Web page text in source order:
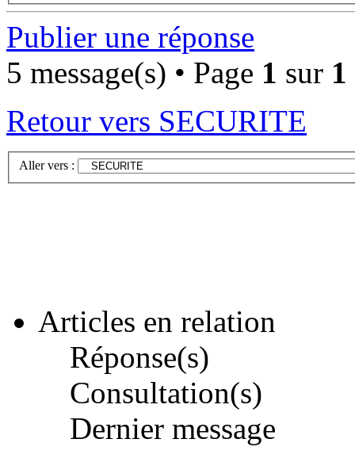
Publier une réponse
5 message(s) • Page 1 sur 1
Retour vers SECURITE
Aller vers :
Articles en relation
Réponse(s)
Consultation(s)
Dernier message